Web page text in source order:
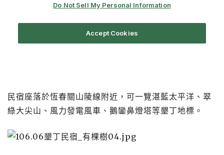
民宿座落於恆春關山陵線附近，可一覽湛藍太平洋、翠
綠大尖山、風力發電風車、鵝鑾鼻燈塔等墾丁地標。